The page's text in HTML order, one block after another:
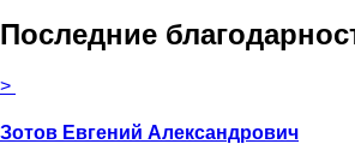
Последние
>
Зотов Евгений Александрович